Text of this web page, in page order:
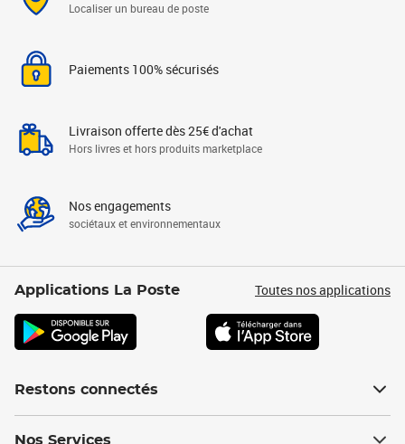
Localiser un bureau de poste
Paiements 100% sécurisés
Livraison offerte dès 25€ d'achat
Hors livres et hors produits marketplace
Nos engagements
sociétaux et environnementaux
Applications La Poste Toutes nos applications
Restons connectés
Nos Services